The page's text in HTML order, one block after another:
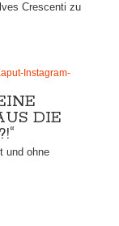
Crescenti zu
Instagram-
DIE
und ohne